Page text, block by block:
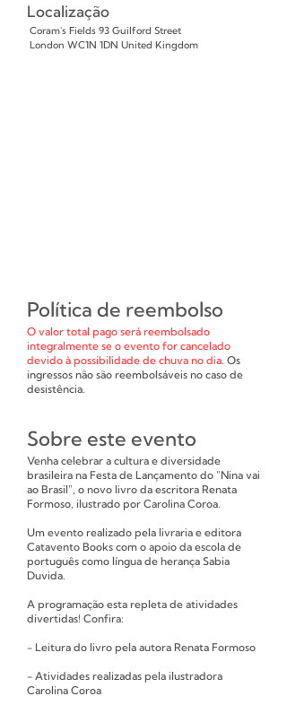
Política de reembolso
O valor total pago será reembolsado
integralmente se o evento for cancelado
devido à possibilidade de chuva no dia. Os
ingressos não são reembolsáveis no caso de
desistência.
Sobre este evento
Venha celebrar a cultura e diversidade
brasileira na Festa de Lançamento do "Nina vai
ao Brasil", o novo livro da escritora Renata
Formoso, ilustrado por Carolina Coroa.
Um evento realizado pela livraria e editora
Catavento Books com o apoio da escola de
português como língua de herança Sabia
Duvida.
A programação esta repleta de atividades
divertidas! Confira:
- Leitura do livro pela autora Renata Formoso
- Atividades realizadas pela ilustradora
Carolina Coroa
Localização
Coram's Fields 93 Guilford Street
London WC1N 1DN United Kingdom